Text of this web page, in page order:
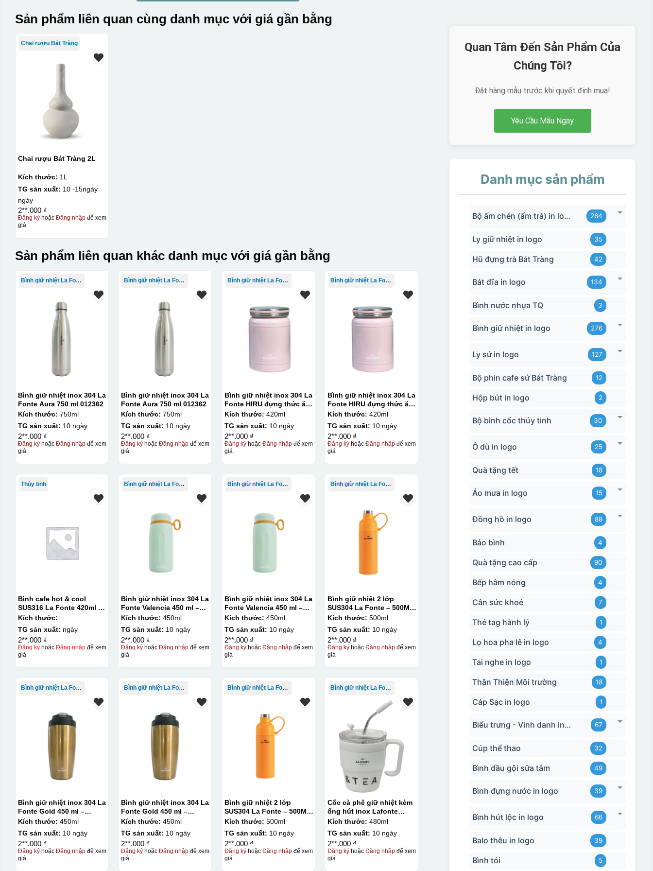
Kiểu in:
Kiểu hộp:
Hộp xi ấm chén
Sản phẩm liên quan cùng danh mục với giá gần bằng
Chai rượu Bát Tràng
Chai rượu Bát Tràng 2L
Kích thước: 1L
TG sản xuất: 10 -15ngày
ngày
2**.000 ₫
Đăng kýhoặc Đăng nhậpđể xem
giá
Sản phẩm liên quan khác danh mục với giá gần bằng
Bình giữ nhiệt La Fonte
Bình giữ nhiệt inox 304 La
Fonte Aura 750 ml 012362
Kích thước: 750ml
TG sản xuất: 10 ngày
2**.000 ₫
Đăng kýhoặc Đăng nhậpđể xem
giá
Bình giữ nhiệt La Fonte
Bình giữ nhiệt inox 304 La
Fonte Aura 750 ml 012362
Kích thước: 750ml
TG sản xuất: 10 ngày
2**.000 ₫
Đăng ký hoặcĐăng nhập để xem
giá
Bình giữ nhiệt La Fonte
Bình giữ nhiệt inox 304 La
Fonte HIRU đựng thức ăn
420 ml – 012348
Kích thước: 420ml
TG sản xuất: 10 ngày
2**.000 ₫
Đăng kýhoặc Đăng nhậpđể xem
giá
Bình giữ nhiệt La Fonte
Bình giữ nhiệt inox 304 La
Fonte HIRU đựng thức ăn
420 ml – 012348
Kích thước: 420ml
TG sản xuất: 10 ngày
2**.000 ₫
Đăng ký hoặcĐăng nhập để xem
giá
Thủy tinh
Bình cafe hot & cool
SUS316 La Fonte 420ml –
012775
Kích thước:
TG sản xuất: ngày
2**.000 ₫
Đăng kýhoặc Đăng nhậpđể xem
giá
Bình giữ nhiệt La Fonte
Bình giữ nhiệt inox 304 La
Fonte Valencia 450 ml –
012355
Kích thước: 450ml
TG sản xuất: 10 ngày
2**.000 ₫
Đăng ký hoặcĐăng nhập để xem
giá
Bình giữ nhiệt La Fonte
Bình giữ nhiệt inox 304 La
Fonte Valencia 450 ml –
012355
Kích thước: 450ml
TG sản xuất: 10 ngày
2**.000 ₫
Đăng kýhoặc Đăng nhậpđể xem
giá
Bình giữ nhiệt La Fonte
Bình giữ nhiệt 2 lớp
SUS304 La Fonte – 500ML
– 012737
Kích thước: 500ml
TG sản xuất: 10 ngày
2**.000 ₫
Đăng ký hoặcĐăng nhập để xem
giá
Bình giữ nhiệt La Fonte
Bình giữ nhiệt inox 304 La
Fonte Gold 450 ml –
012331
Kích thước: 450ml
TG sản xuất: 10 ngày
2**.000 ₫
Đăng kýhoặc Đăng nhậpđể xem
giá
Bình giữ nhiệt La Fonte
Bình giữ nhiệt inox 304 La
Fonte Gold 450 ml –
012331
Kích thước: 450ml
TG sản xuất: 10 ngày
2**.000 ₫
Đăng ký hoặcĐăng nhập để xem
giá
Bình giữ nhiệt La Fonte
Bình giữ nhiệt 2 lớp
SUS304 La Fonte – 500ML
– 012737
Kích thước: 500ml
TG sản xuất: 10 ngày
2**.000 ₫
Đăng kýhoặc Đăng nhậpđể xem
giá
Bình giữ nhiệt La Fonte
Cốc cà phê giữ nhiệt kèm
ống hút inox Lafonte
480ML – 012782
Kích thước: 480ml
TG sản xuất: 10 ngày
2**.000 ₫
Đăng ký hoặcĐăng nhập để xem
giá
Quan Tâm Đến Sản Phẩm Của
Chúng Tôi?
Đặt hàng mẫu trước khi quyết định mua!
Yêu Cầu Mẫu Ngay
Danh mục sản phẩm
Bộ ấm chén (ấm trà) in logo 264
Ly giữ nhiệt in logo 35
Hũ đựng trà Bát Tràng 42
Bát đĩa in logo 134
Bình nước nhựa TQ 3
Bình giữ nhiệt in logo 276
Ly sứ in logo 127
Bộ phin cafe sứ Bát Tràng 12
Hộp bút in logo 2
Bộ bình cốc thủy tinh 30
Ô dù in logo 25
Quà tặng tết 18
Áo mưa in logo 15
Đồng hồ in logo 88
Bảo bình 4
Quà tặng cao cấp 90
Bếp hâm nóng 4
Cân sức khoẻ 7
Thẻ tag hành lý 1
Lọ hoa pha lê in logo 4
Tai nghe in logo 1
Thân Thiện Môi trường 18
Cáp Sạc in logo 1
Biểu trưng - Vinh danh in logo 67
Cúp thể thao 32
Bình dầu gội sữa tắm 49
Bình đựng nước in logo 39
Bình hút lộc in logo 66
Balo thêu in logo 39
Bình tỏi 5